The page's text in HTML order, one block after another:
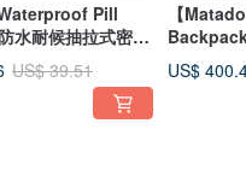
Pill
水耐候抽拉式密封
US$ 39.51
【
背包
US$